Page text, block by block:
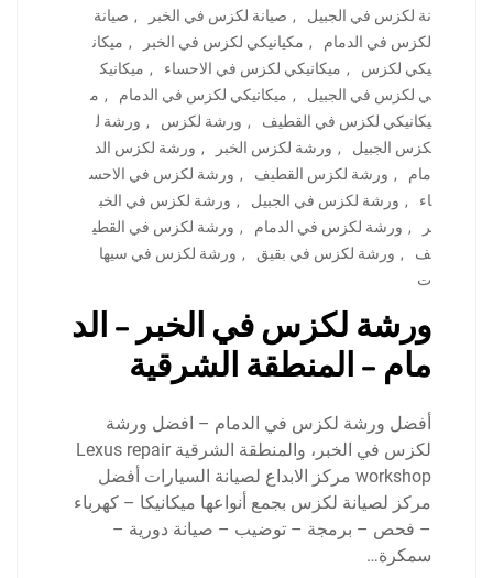
نة لكزس في الجبيل
, صيانة لكزس في الخبر , صيانة
لكزس في الدمام
, مكيانيكي لكزس في الخبر , ميكان
يكي لكزس
, ميكانيكي لكزس في الاحساء , ميكانيك
ي لكزس في الجبيل
, ميكانيكي لكزس في الدمام , م
يكانيكي لكزس في القطيف
, ورشة لكزس , ورشة ل
كزس الجبيل
, ورشة لكزس الخبر , ورشة لكزس الد
مام
, ورشة لكزس القطيف , ورشة لكزس في الاحس
اء
, ورشة لكزس في الجبيل , ورشة لكزس في الخب
ر
, ورشة لكزس في الدمام , ورشة لكزس في القطي
ف
, ورشة لكزس في بقيق , ورشة لكزس في سيها
ت
ورشة لكزس في الخبر – الد
مام – المنطقة الشرقية
أفضل ورشة لكزس في الدمام – افضل ورشة
لكزس في الخبر، والمنطقة الشرقية Lexus repair
workshop مركز الابداع لصيانة السيارات أفضل
مركز لصيانة لكزس بجمع أنواعها ميكانيكا – كهرباء
– فحص – برمجة – توضيب – صيانة دورية –
سمكرة…